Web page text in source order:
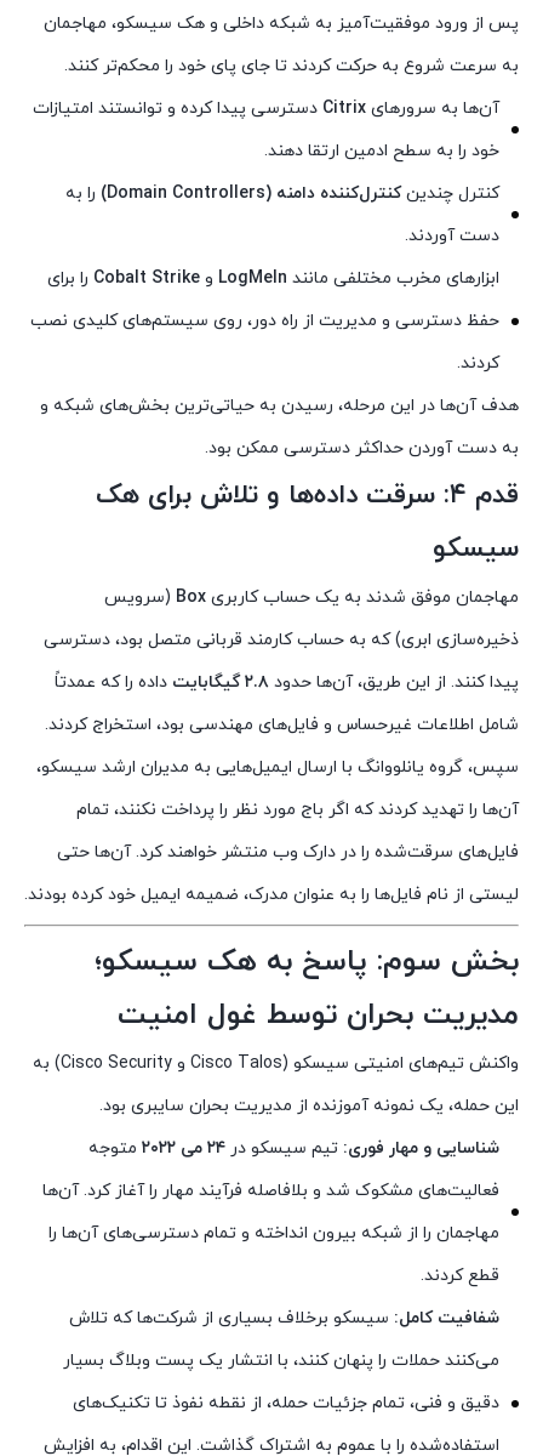
پس از ورود موفقیت‌آمیز به شبکه داخلی و هک سیسکو، مهاجمان
به سرعت شروع به حرکت کردند تا جای پای خود را محکم‌تر کنند.
آن‌ها به سرورهای Citrix دسترسی پیدا کرده و توانستند امتیازات
خود را به سطح ادمین ارتقا دهند.
کنترل چندینکنترل‌کننده دامنه (Domain Controllers)
را به
دست آوردند.
ابزارهای مخرب مختلفی مانند LogMeIn و Cobalt Strike را برای
حفظ دسترسی و مدیریت از راه دور، روی سیستم‌های کلیدی نصب
کردند.
هدف آن‌ها در این مرحله، رسیدن به حیاتی‌ترین بخش‌های شبکه و
به دست آوردن حداکثر دسترسی ممکن بود.
قدم ۴: سرقت داده‌ها و تلاش برای هک
سیسکو
مهاجمان موفق شدند به یک حساب کاربری Box (سرویس
ذخیره‌سازی ابری) که به حساب کارمند قربانی متصل بود، دسترسی
پیدا کنند. از این طریق، آن‌ها حدود ۲.۸ گیگابایت
داده را که عمدتاً
شامل اطلاعات غیرحساس و فایل‌های مهندسی بود، استخراج کردند.
سپس، گروه یانلووانگ با ارسال ایمیل‌هایی به مدیران ارشد سیسکو،
آن‌ها را تهدید کردند که اگر باج مورد نظر را پرداخت نکنند، تمام
فایل‌های سرقت‌شده را در دارک وب منتشر خواهند کرد. آن‌ها حتی
لیستی از نام فایل‌ها را به عنوان مدرک، ضمیمه ایمیل خود کرده بودند.
بخش سوم: پاسخ به هک سیسکو؛
مدیریت بحران توسط غول امنیت
واکنش تیم‌های امنیتی سیسکو (Cisco Talos و Cisco Security) به
این حمله، یک نمونه آموزنده از مدیریت بحران سایبری بود.
شناسایی و مهار فوری: تیم سیسکو در ۲۴ می ۲۰۲۲
متوجه
فعالیت‌های مشکوک شد و بلافاصله فرآیند مهار را آغاز کرد. آن‌ها
مهاجمان را از شبکه بیرون انداخته و تمام دسترسی‌های آن‌ها را
قطع کردند.
شفافیت کامل: سیسکو برخلاف بسیاری از شرکت‌ها که تلاش
می‌کنند حملات را پنهان کنند، با انتشار یک پست وبلاگ بسیار
دقیق و فنی، تمام جزئیات حمله، از نقطه نفوذ تا تکنیک‌های
استفاده‌شده را با عموم به اشتراک گذاشت. این اقدام، به افزایش